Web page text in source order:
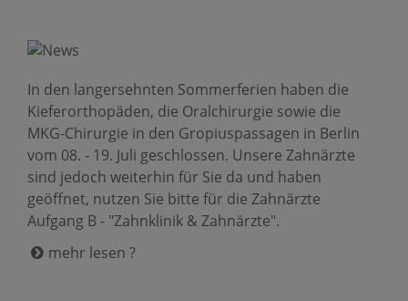
In den langersehnten Sommerferien haben die
Kieferorthopäden, die Oralchirurgie sowie die
MKG-Chirurgie in den Gropiuspassagen in Berlin
vom 08. - 19. Juli geschlossen. Unsere Zahnärzte
sind jedoch weiterhin für Sie da und haben
geöffnet, nutzen Sie bitte für die Zahnärzte
Aufgang B - "Zahnklinik & Zahnärzte".
mehr lesen ?